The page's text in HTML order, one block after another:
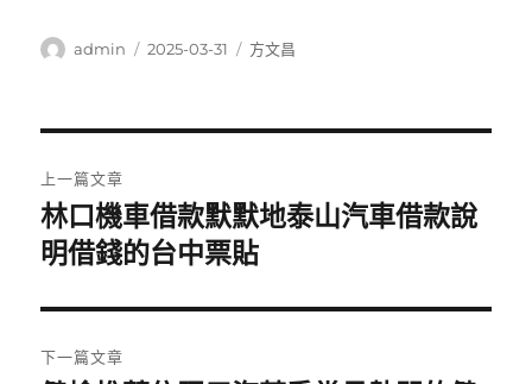
作
admin
發
2025-03-31
分
方文昌
章
導
覽
上一篇文章
上
一
文
章:
林口機車借款默默地泰山汽車借款說
明借錢的台中票貼
下一篇文章